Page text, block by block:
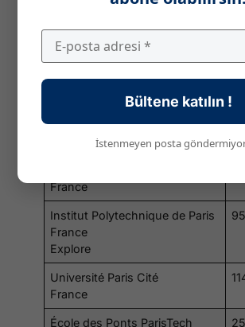
Paris Sciences et Lettres – PSL
Research University Paris
47
Sorbonne University
France
Institut Polytechnique de Paris
France
Explore
95
Université Paris Cité
France
École des Ponts ParisTech
Bültene katılın !
İstenmeyen posta